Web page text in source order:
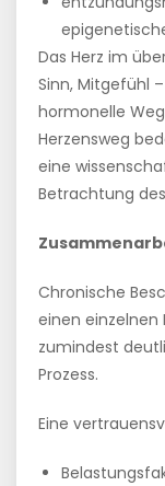
Das Herz im
Sinn, Mitgefühl
hormonelle
Herzensweg
eine
Betrachtung
Chronische
einen einzelnen
zumindest
Prozess.
Eine